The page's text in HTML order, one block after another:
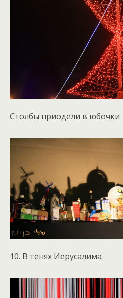
Столбы приодели в юбочки
10. В тенях Иерусалима